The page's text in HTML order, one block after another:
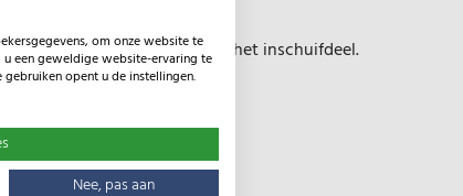
weidepoorten
poorten montage alleen aan het inschuifdeel.
6,00 m)
om onze website te
een geweldige website-ervaring te
opent u de instellingen.
Nee, pas aan